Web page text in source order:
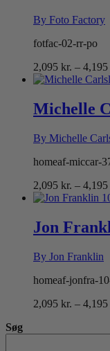
By Foto Factory
fotfac-02-rr-po
2,095 kr. – 4,195
Michelle
By Michelle
homeaf-miccar-
2,095 kr. – 4,195
Jon
By Jon Franklin
homeaf-jonfra-
2,095 kr. – 4,195
Søg